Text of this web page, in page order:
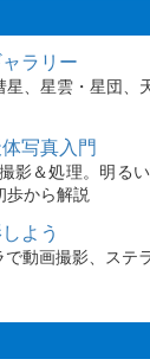
ラリー
星、星雲・星団
写真入門
影＆処理。明る
歩から解説
よう
で動画撮影、ステ